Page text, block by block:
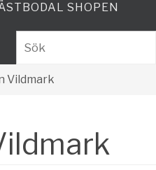
SHOPEN
Vildmark